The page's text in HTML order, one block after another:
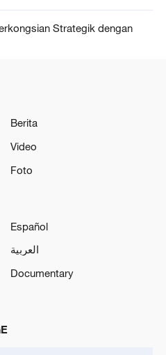
Strategik dengan
Berita
Video
Foto
Español
العربية
Documentary